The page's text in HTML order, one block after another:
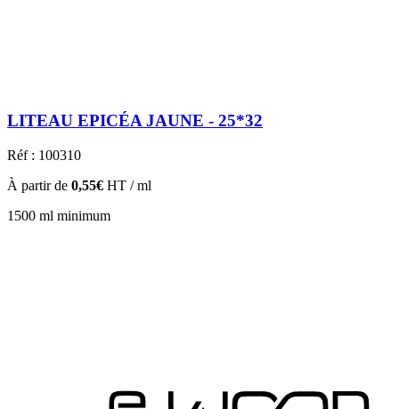
LITEAU EPICÉA JAUNE - 25*32
Réf : 100310
À partir de 0,55€ HT / ml
1500 ml minimum